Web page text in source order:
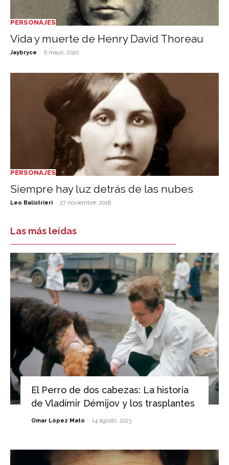
PERSONAJES
Vida y muerte de Henry David Thoreau
Jaybryce - 6 mayo, 2020
PERSONAJES
Siempre hay luz detrás de las nubes
Leo Balistrieri - 27 noviembre, 2018
Las más leídas
El Perro de dos cabezas: La historia
de Vladímir Démijov y los trasplantes
Omar López Mato - 14 agosto, 2023